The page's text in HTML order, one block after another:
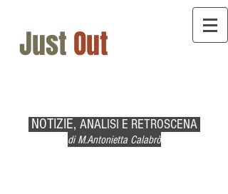
NOTIZIE, ANALISI E RETROSCENA
di M.Antonietta Calabrò
JustOut